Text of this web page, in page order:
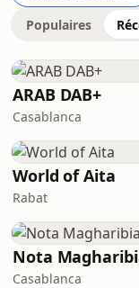
Populaires
ARAB DAB+
Casablanca
World of Aita
Rabat
Nota
Casablanca